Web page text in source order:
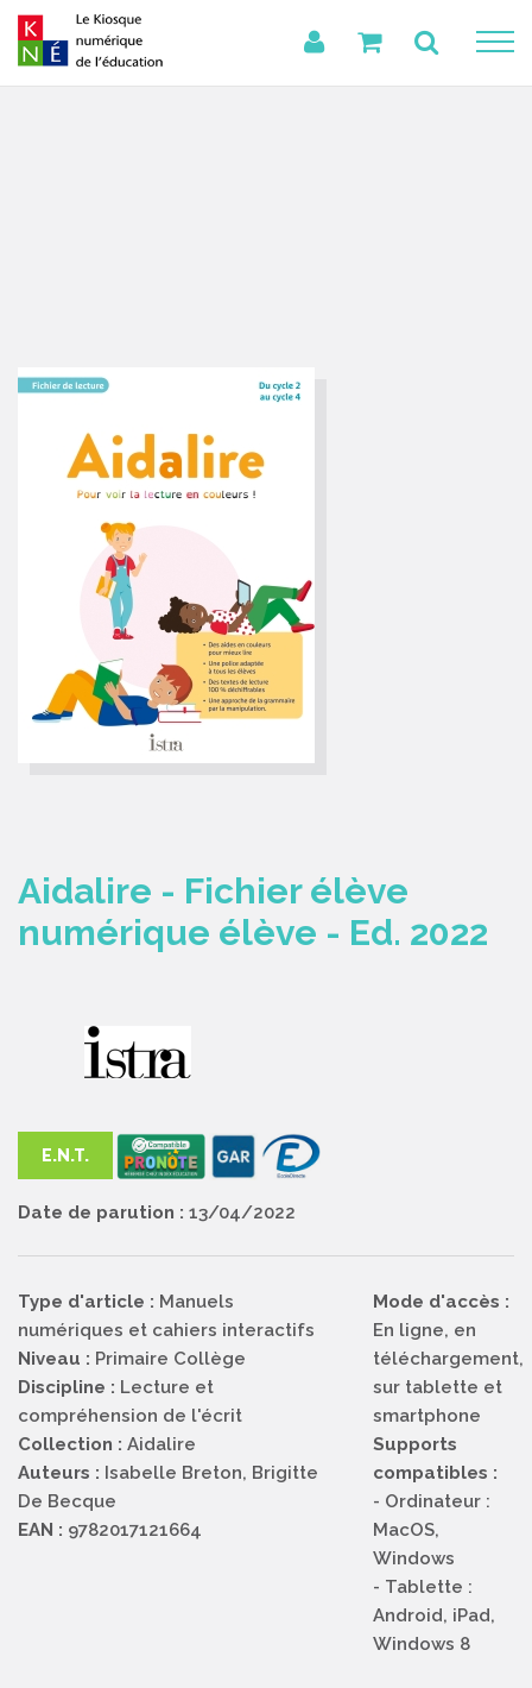
Aidalire - Fichier élève
numérique élève - Ed. 2022
E.N.T.
Date de parution : 13/04/2022
Type d'article : Manuels
numériques et cahiers interactifs
Niveau : Primaire Collège
Discipline : Lecture et
compréhension de l'écrit
Collection : Aidalire
Auteurs : Isabelle Breton, Brigitte
De Becque
EAN : 9782017121664
Mode d'accès :
En ligne, en
téléchargement,
sur tablette et
smartphone
Supports
compatibles :
- Ordinateur :
MacOS,
Windows
- Tablette :
Android, iPad,
Windows 8